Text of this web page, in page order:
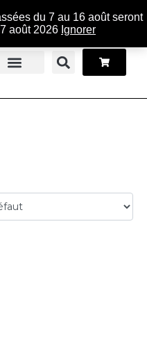
du 7 au 16 août seront
août 2026 Ignorer